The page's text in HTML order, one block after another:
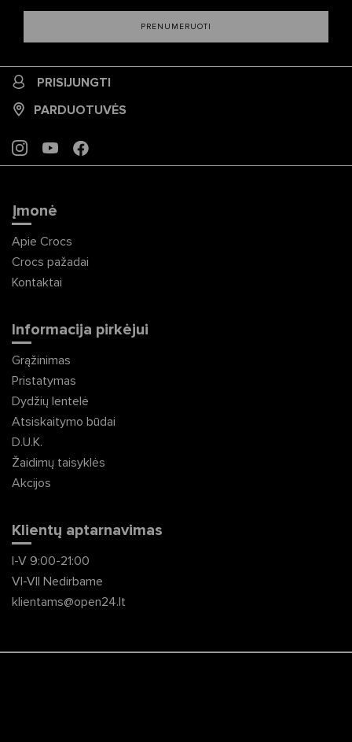
PRENUMERUOTI
PRISIJUNGTI
PARDUOTUVĖS
INSTAGRAM
YOUTUBEFACEBOOK
Įmonė
Apie Crocs
Crocs pažadai
Kontaktai
Informacija pirkėjui
Grąžinimas
Pristatymas
Dydžių lentelė
Atsiskaitymo būdai
D.U.K.
Žaidimų taisyklės
Akcijos
Klientų aptarnavimas
I-V 9:00-21:00
VI-VII Nedirbame
klientams@open24.lt